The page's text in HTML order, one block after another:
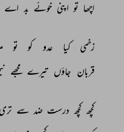
اچھا تو اپنی خوئے بد اے
زخمی کیا عدو کو تو
قربان جاؤں تیرے مجھے
کچھ کچھ درست ضد سے تری